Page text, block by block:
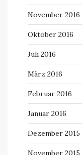
November 2016
Oktober 2016
Juli 2016
März 2016
Februar 2016
Januar 2016
Dezember 2015
November 2015